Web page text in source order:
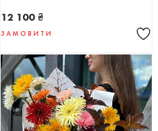
12 100 ₴
ЗАМОВИТИ